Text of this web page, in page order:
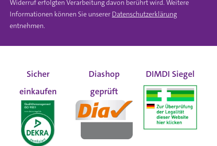
Widerruf erfolgten Verarbeitung davon berührt wird. Weitere
Informationen können Sie unserer Datenschutzerklärung
entnehmen.
Sicher
einkaufen
Diashop
geprüft
DIMDI Siegel